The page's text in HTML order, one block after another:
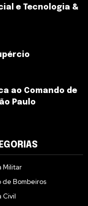
e Tecnologia &
ao Comando de
Paulo
Militar
de Bombeiros
Civil